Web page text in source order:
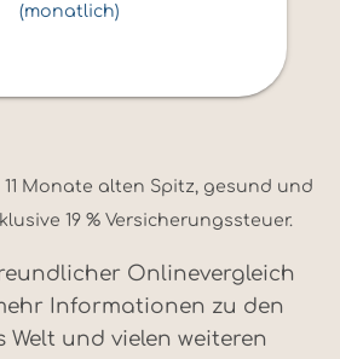
(monatlich)
Monate alten Spitz, gesund und
19 % Versicherungssteuer.
Onlinevergleich
Informationen zu den
Welt und vielen weiteren